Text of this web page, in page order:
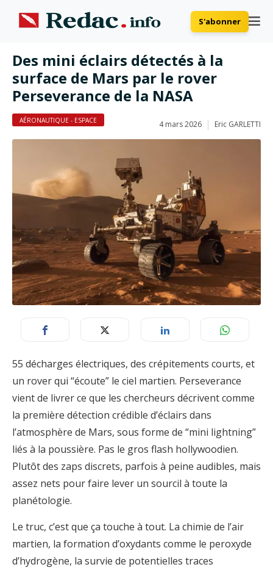
S'abonner
Des mini éclairs détectés à la
surface de Mars par le rover
Perseverance de la NASA
AÉRONAUTIQUE - ESPACE 4 mars 2026 Eric GARLETTI
55 décharges électriques, des crépitements courts, et
un rover qui “écoute” le ciel martien. Perseverance
vient de livrer ce que les chercheurs décrivent comme
la première détection crédible d’éclairs dans
l’atmosphère de Mars, sous forme de “mini lightning”
liés à la poussière. Pas le gros flash hollywoodien.
Plutôt des zaps discrets, parfois à peine audibles, mais
assez nets pour faire lever un sourcil à toute la
planétologie.
Le truc, c’est que ça touche à tout. La chimie de l’air
martien, la formation d’oxydants comme le peroxyde
d’hydrogène, la survie de potentielles traces